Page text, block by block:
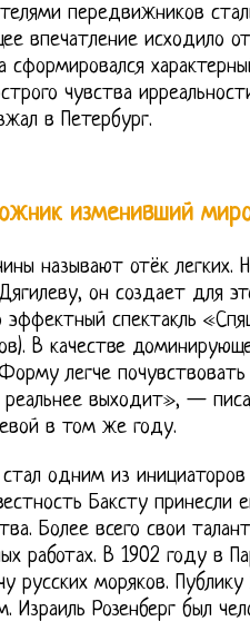
передвижников
впечатление исходило
чувства
в Петербург.
изменивший
называют отёк легких.
он создает для
спектакль
В качестве
легче
реальнее выходит», —
в том же году.
одним из
Баксту принесли
Более всего свои
работах. В 1902 году в
русских моряков.
Израиль Розенберг был